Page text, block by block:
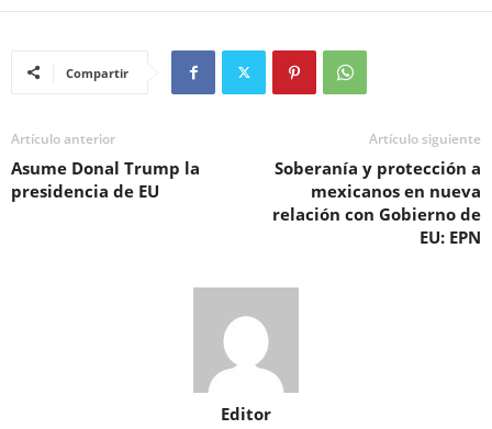
Compartir
Artículo anterior
Asume Donal Trump la
presidencia de EU
Artículo siguiente
Soberanía y protección a
mexicanos en nueva
relación con Gobierno de
EU: EPN
Editor